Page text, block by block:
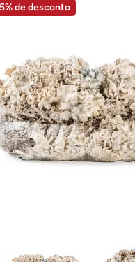
de desconto